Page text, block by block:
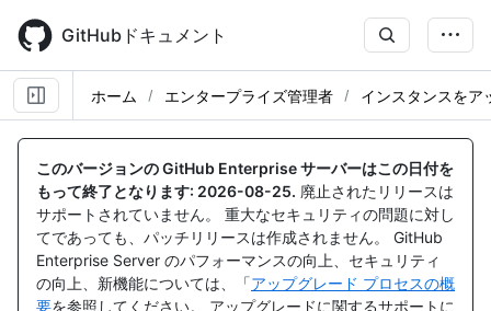
main
content
GitHubドキュメント
ホーム エンタープライズ管理者 インスタンスをア
このバージョンの GitHub Enterprise サーバーはこの日付を
もって終了となります: 2026-08-25. 廃止されたリリースは
サポートされていません。 重大なセキュリティの問題に対し
てであっても、パッチリリースは作成されません。 GitHub
Enterprise Server のパフォーマンスの向上、セキュリティ
の向上、新機能については、「アップグレード プロセスの概
要を参照してください。 アップグレードに関するサポートに